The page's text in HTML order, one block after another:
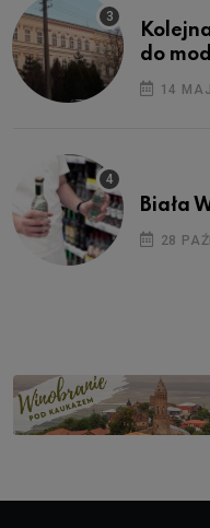
do
14
Biała
28